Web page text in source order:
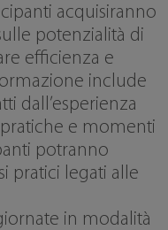
acquisiranno
potenzialità di
efficienza e
include
dall’esperienza
e momenti
potranno
pratici legati alle
in modalità